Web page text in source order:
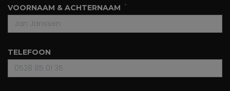
VOORNAAM & ACHTERNAAM
TELEFOON